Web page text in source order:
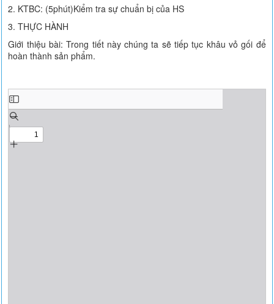
2. KTBC: (5phút)Kiểm tra sự chuẩn bị của HS
3. THỰC HÀNH
Giới thiệu bài: Trong tiết này chúng ta sẽ tiếp tục khâu vỏ gối để
hoàn thành sản phẩm.